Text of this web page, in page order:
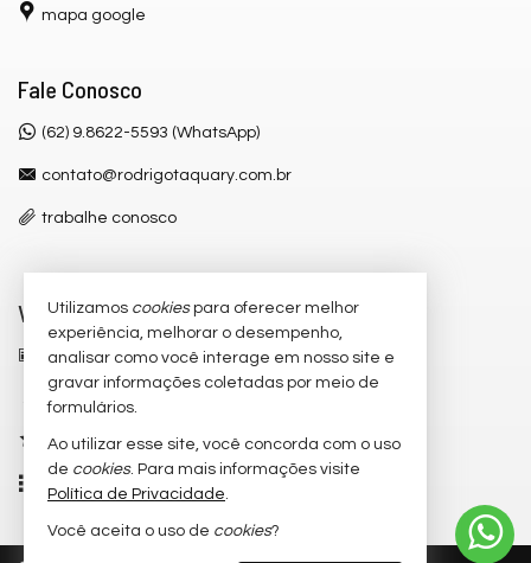
mapa google
Fale Conosco
(62) 9.8622-5593 (WhatsApp)
contato@rodrigotaquary.com.br
trabalhe conosco
Veja Mais
receba nosso newsletter
cadastre seu imóvel
imóveis favoritos
mapa de imóveis
Utilizamos cookiespara oferecer melhor
experiência, melhorar o desempenho,
analisar como você interage em nosso site e
gravar informações coletadas por meio de
formulários.
Ao utilizar esse site, você concorda com o uso
de cookies. Para mais informações visite
Política de Privacidade.
Você aceita o uso de cookies?